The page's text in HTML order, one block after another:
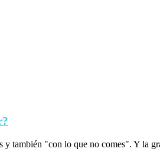
y también "con lo que no comes". Y la